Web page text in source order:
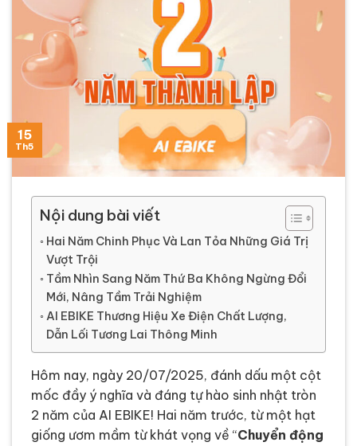
Nội dung bài viết
Hai Năm Chinh Phục Và Lan Tỏa Những Giá Trị
Vượt Trội
Tầm Nhìn Sang Năm Thứ Ba Không Ngừng Đổi
Mới, Nâng Tầm Trải Nghiệm
AI EBIKE Thương Hiệu Xe Điện Chất Lượng,
Dẫn Lối Tương Lai Thông Minh
Hôm nay, ngày 20/07/2025, đánh dấu một cột
mốc đầy ý nghĩa và đáng tự hào sinh nhật tròn
2 năm của AI EBIKE! Hai năm trước, từ một hạt
giống ươm mầm từ khát vọng về “Chuyển động
16
Th7
20
Th6
11
Th6
02
Th6
15
Th5